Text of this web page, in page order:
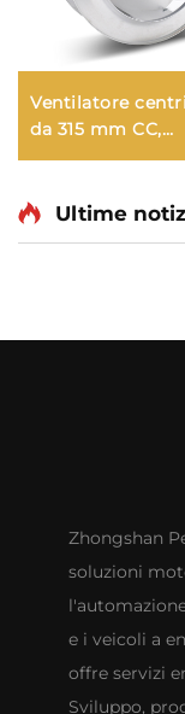
Ventilatore
da 315 mm CC,
ventilatore di
condizionatore
Ultime
Zhongshan
soluzioni
e i veicoli a
offre servizi
Sviluppo,